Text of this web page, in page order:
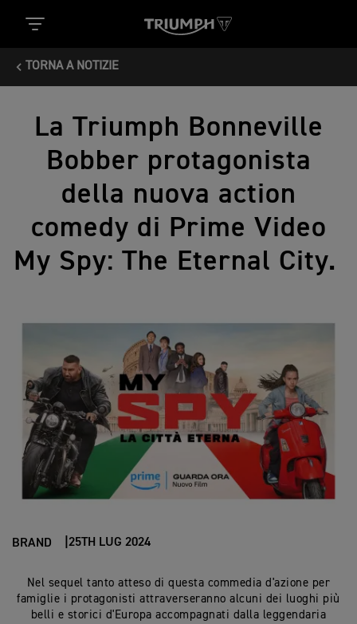
TORNA A NOTIZIE
La Triumph Bonneville
Bobber protagonista
della nuova action
comedy di Prime Video
My Spy: The Eternal City.
BRAND 25TH LUG 2024
Nel sequel tanto atteso di questa commedia d'azione per
famiglie i protagonisti attraverseranno alcuni dei luoghi più
belli e storici d'Europa accompagnati dalla leggendaria